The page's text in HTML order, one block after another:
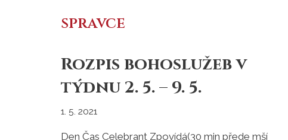
spravce
Rozpis bohoslužeb v
týdnu 2. 5. – 9. 5.
1. 5. 2021
Den Čas Celebrant Zpovídá(30 min přede mší